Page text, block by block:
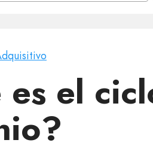
es el